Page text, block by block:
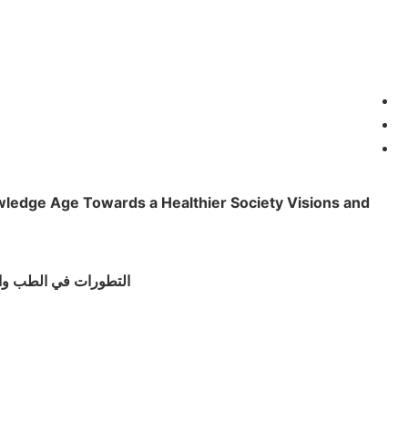
Age Towards a Healthier Society Visions and
التطورات في الطب